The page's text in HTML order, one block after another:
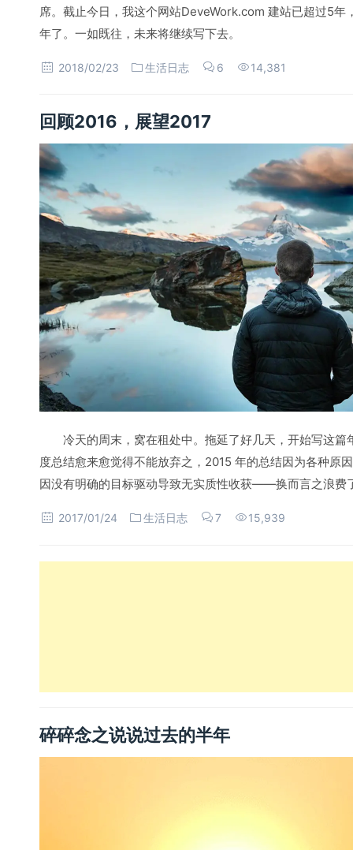
席。截止今日，我这个网站DeveWork.com 建站已超过5年
年了。一如既往，未来将继续写下去。
2018/02/23 生活日志 6 14,381
回顾2016，展望2017
冷天的周末，窝在租处中。拖延了好几天，开始写这
度总结愈来愈觉得不能放弃之，2015 年的总结因为各种原
因没有明确的目标驱动导致无实质性收获——换而言之浪费
2017/01/24 生活日志 7 15,939
碎碎念之说说过去的半年